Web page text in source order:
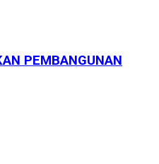
PEMBANGUNAN